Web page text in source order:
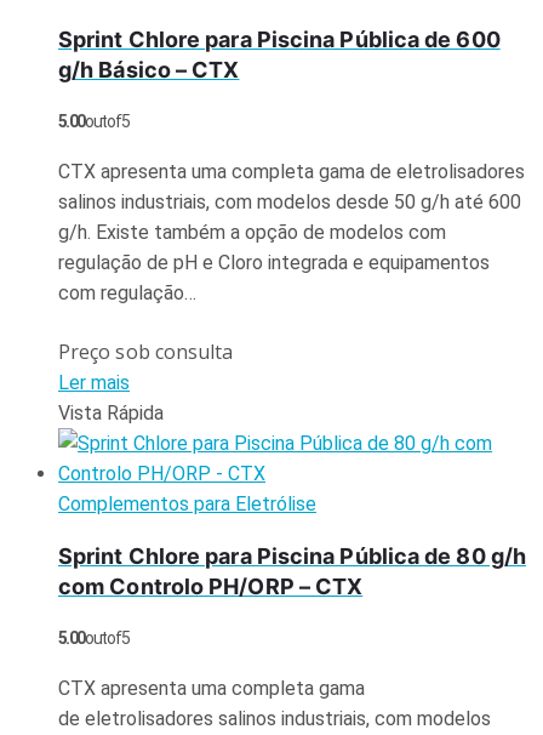
Sprint Chlore para Piscina Pública de 600
g/h Básico – CTX
5.00out of 5
CTX apresenta uma completa gama de eletrolisadores
salinos industriais, com modelos desde 50 g/h até 600
g/h. Existe também a opção de modelos com
regulação de pH e Cloro integrada e equipamentos
com regulação…
Preço sob consulta
Ler mais
Vista Rápida
Complementos para Eletrólise
Sprint Chlore para Piscina Pública de 80 g/h
com Controlo PH/ORP – CTX
5.00out of 5
CTX apresenta uma completa gama
de eletrolisadores salinos industriais, com modelos